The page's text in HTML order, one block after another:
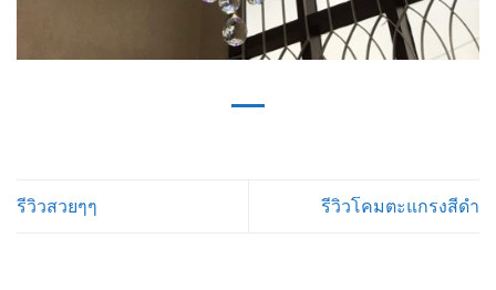
รีวิวสวยๆๆ รีวิวโคมตะแกรงสีดำ